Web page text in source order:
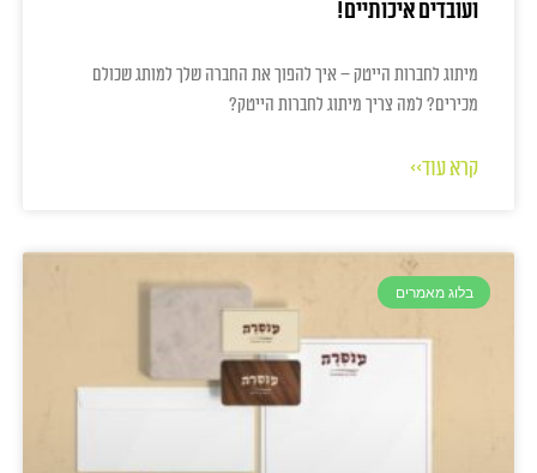
ועובדים איכותיים!
מיתוג לחברות הייטק – איך להפוך את החברה שלך למותג שכולם
מכירים? למה צריך מיתוג לחברות הייטק?
קרא עוד>>
בלוג מאמרים